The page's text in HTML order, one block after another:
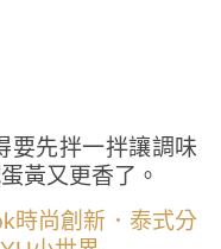
要先拌一拌讓調味
黃又更香了。